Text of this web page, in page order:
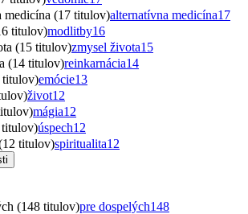
medicína (17 titulov)alternatívna medicína17
titulov)modlitby16
(15 titulov)zmysel života15
(14 titulov)reinkarnácia14
titulov)emócie13
život12
mágia12
titulov)úspech12
titulov)spiritualita12
(148 titulov)pre dospelých148